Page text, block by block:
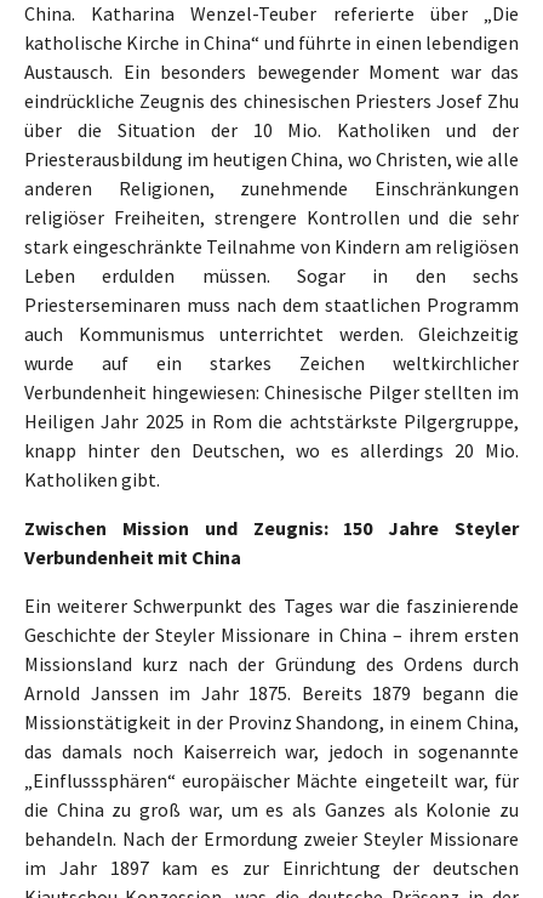
China. Katharina Wenzel-Teuber referierte über „Die
katholische Kirche in China“ und führte in einen lebendigen
Austausch. Ein besonders bewegender Moment war das
eindrückliche Zeugnis des chinesischen Priesters Josef Zhu
über die Situation der 10 Mio. Katholiken und der
Priesterausbildung im heutigen China, wo Christen, wie alle
anderen Religionen, zunehmende Einschränkungen
religiöser Freiheiten, strengere Kontrollen und die sehr
stark eingeschränkte Teilnahme von Kindern am religiösen
Leben erdulden müssen. Sogar in den sechs
Priesterseminaren muss nach dem staatlichen Programm
auch Kommunismus unterrichtet werden. Gleichzeitig
wurde auf ein starkes Zeichen weltkirchlicher
Verbundenheit hingewiesen: Chinesische Pilger stellten im
Heiligen Jahr 2025 in Rom die achtstärkste Pilgergruppe,
knapp hinter den Deutschen, wo es allerdings 20 Mio.
Katholiken gibt.
Zwischen Mission und Zeugnis: 150 Jahre Steyler
Verbundenheit mit China
Ein weiterer Schwerpunkt des Tages war die faszinierende
Geschichte der Steyler Missionare in China – ihrem ersten
Missionsland kurz nach der Gründung des Ordens durch
Arnold Janssen im Jahr 1875. Bereits 1879 begann die
Missionstätigkeit in der Provinz Shandong, in einem China,
das damals noch Kaiserreich war, jedoch in sogenannte
„Einflusssphären“ europäischer Mächte eingeteilt war, für
die China zu groß war, um es als Ganzes als Kolonie zu
behandeln. Nach der Ermordung zweier Steyler Missionare
im Jahr 1897 kam es zur Einrichtung der deutschen